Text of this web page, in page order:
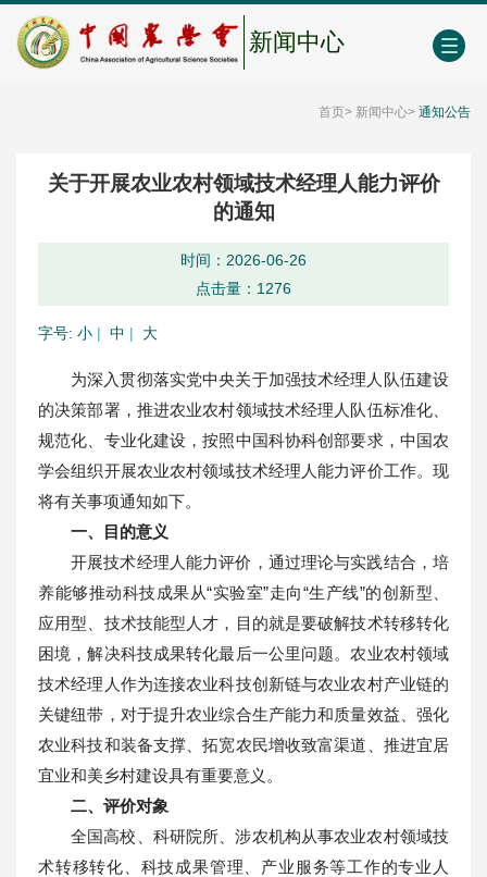
新闻中心
中国农业农村人才网 中心学会门户网
首页> 新闻中心> 通知公告
关于开展农业农村领域技术经理人能力评价
的通知
时间：2026-06-26
点击量： 1276
字号: 小 | 中 | 大
为深入贯彻落实党中央关于加强技术经理人队伍建设
的决策部署，推进农业农村领域技术经理人队伍标准化、
规范化、专业化建设，按照中国科协科创部要求，中国农
学会组织开展农业农村领域技术经理人能力评价工作。现
将有关事项通知如下。
一、目的意义
开展技术经理人能力评价，通过理论与实践结合，培
养能够推动科技成果从“实验室”走向“生产线”的创新型、
应用型、技术技能型人才，目的就是要破解技术转移转化
困境，解决科技成果转化最后一公里问题。农业农村领域
技术经理人作为连接农业科技创新链与农业农村产业链的
关键纽带，对于提升农业综合生产能力和质量效益、强化
农业科技和装备支撑、拓宽农民增收致富渠道、推进宜居
宜业和美乡村建设具有重要意义。
二、评价对象
全国高校、科研院所、涉农机构从事农业农村领域技
术转移转化、科技成果管理、产业服务等工作的专业人